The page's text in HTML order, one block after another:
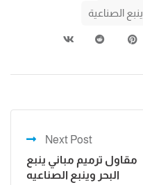
ينبع الصناعية
Next Post
مقاول ترميم مباني ينبع
البحر وينبع الصناعيه